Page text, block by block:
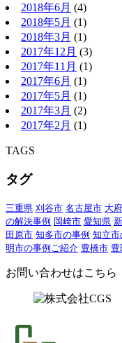
2018年6月 (4)
2018年5月 (1)
2018年3月 (1)
2017年12月 (3)
2017年11月 (1)
2017年6月 (1)
2017年5月 (1)
2017年3月 (2)
2017年2月 (1)
TAGS
タグ
三重県 刈谷市 名古屋市 大
の解決事例 岡崎市 愛知県
田原市 知多市の事例 知立市
明市の事例ご紹介 豊橋市 豊
お問い合わせはこちら